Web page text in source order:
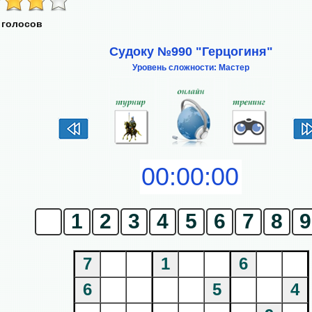
Судоку №990 "Герцогиня"
Уровень сложности: Мастер
1 2 3 4 5 6 7 8 9
7 1
6
6
5
4